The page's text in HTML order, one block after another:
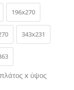
196x270
343x231
x ύψος